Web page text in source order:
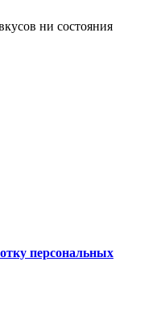
ни состояния
персональных